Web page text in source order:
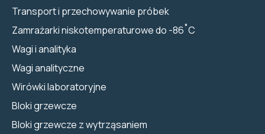
Transport i przechowywanie próbek
Zamrażarki niskotemperaturowe do -86˚C
Wagi i analityka
Wagi analityczne
Wirówki laboratoryjne
Bloki grzewcze
Bloki grzewcze z wytrząsaniem